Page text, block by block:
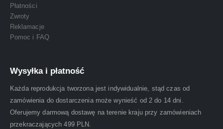
Płatności
Zwroty
Reklamacje
Pomoc i FAQ
Wysyłka i płatność
Każda reprodukcja tworzona jest indywidualnie, stąd czas od
zamówienia do dostarczenia może wynieść od 2 do 14 dni.
Oferujemy darmową dostawę na terenie kraju przy zamówieniach
przekraczających 499 PLN.